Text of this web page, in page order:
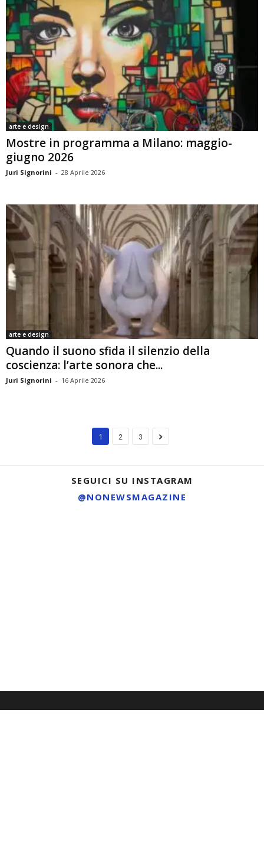
arte e design
Mostre in programma a Milano: maggio-
giugno 2026
Juri Signorini - 28 Aprile 2026
arte e design
Quando il suono sfida il silenzio della
coscienza: l’arte sonora che...
Juri Signorini - 16 Aprile 2026
1 2 3
SEGUICI SU INSTAGRAM
@NONEWSMAGAZINE